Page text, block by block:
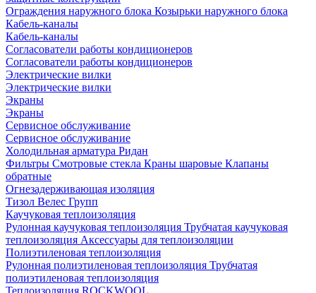
Ограждения наружного блока Козырьки наружного блока
Кабель-каналы
Кабель-каналы
Согласователи работы кондиционеров
Согласователи работы кондиционеров
Электрические вилки
Электрические вилки
Экраны
Экраны
Сервисное обслуживание
Сервисное обслуживание
Холодильная арматура Ридан
Фильтры Смотровые стекла Краны шаровые Клапаны
обратные
Огнезадерживающая изоляция
Тизол Велес Групп
Каучуковая теплоизоляция
Рулонная каучуковая теплоизоляция Трубчатая каучуковая
теплоизоляция Аксессуары для теплоизоляции
Полиэтиленовая теплоизоляция
Рулонная полиэтиленовая теплоизоляция Трубчатая
полиэтиленовая теплоизоляция
Теплоизоляция ROCKWOOL